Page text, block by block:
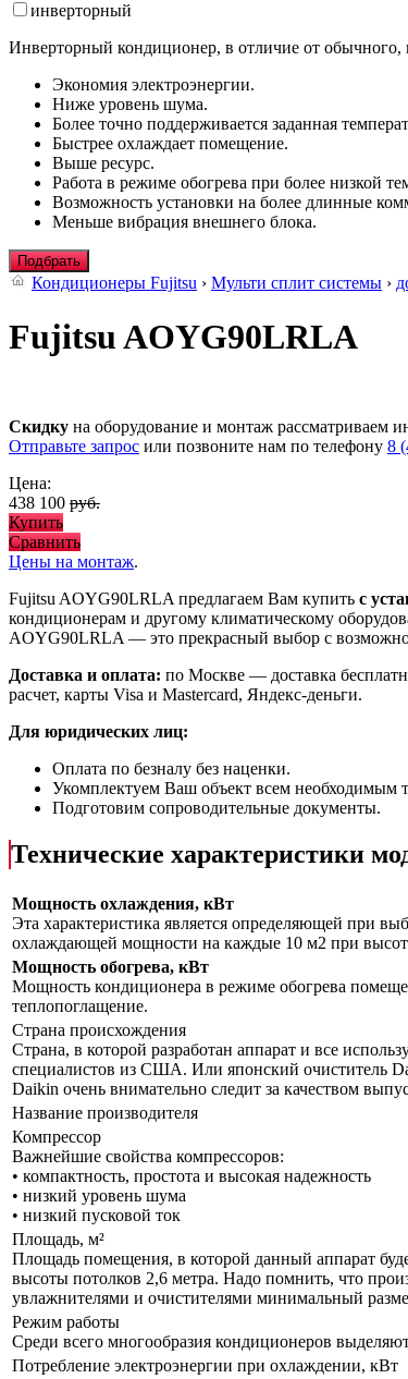
инверторный
Инверторный кондиционер, в отличие от
Экономия электроэнергии.
Ниже уровень шума.
Более точно поддерживается заданная
Быстрее охлаждает помещение.
Выше ресурс.
Работа в режиме обогрева при более низкой
Возможность установки на более длинные
Меньше вибрация внешнего блока.
Подбрать
Кондиционеры Fujitsu › Мульти сплит системы ›
Fujitsu AOYG90LRLA
Скидку на оборудование и монтаж рассматриваем
Отправьте запрос или позвоните нам по телефону 8
Цена:
438 100 руб.
Купить
Сравнить
Цены на монтаж.
Fujitsu AOYG90LRLA предлагаем Вам купить с
кондиционерам и другому климатическому
AOYG90LRLA — это прекрасный выбор с
Доставка и оплата: по Москве — доставка
расчет, карты Visa и Mastercard, Яндекс-деньги.
Для юридических лиц:
Оплата по безналу без наценки.
Укомплектуем Ваш объект всем необходимым
Подготовим сопроводительные документы.
Технические характеристики
Мощность охлаждения, кВт
Эта характеристика является определяющей при
охлаждающей мощности на каждые 10 м2 при
Мощность обогрева, кВт
Мощность кондиционера в режиме обогрева
теплопоглащение.
Страна происхождения
Страна, в которой разработан аппарат и все
специалистов из США. Или японский очиститель
Daikin очень внимательно следит за качеством
Название производителя
Компрессор
Важнейшие свойства компрессоров:
• компактность, простота и высокая надежность
• низкий уровень шума
• низкий пусковой ток
Площадь, м²
Площадь помещения, в которой данный аппарат
высоты потолков 2,6 метра. Надо помнить, что
увлажнителями и очистителями минимальный
Режим работы
Среди всего многообразия кондиционеров
Потребление электроэнергии при охлаждении, кВт